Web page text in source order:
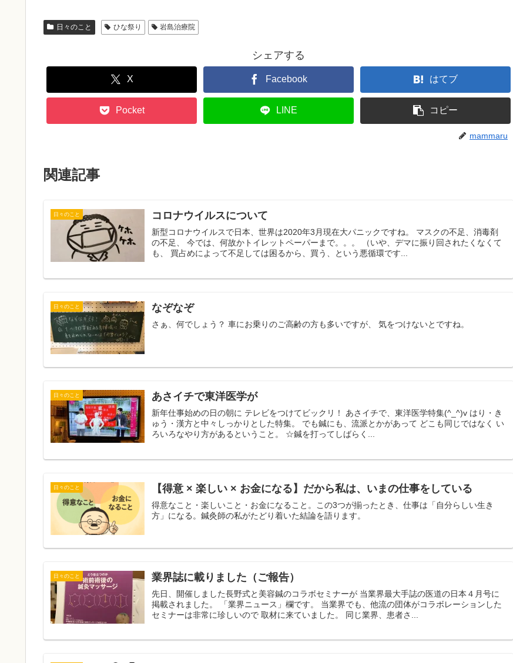
日々のこと ひな祭り 岩島治療院
シェアする
X Facebook はてブ
Pocket LINE コピー
mammaru
関連記事
日々のこと コロナウイルスについて
新型コロナウイルスで日本、世界は2020年3月現在大パニックですね。 マスクの不足、消毒剤
の不足、 今では、何故かトイレットペーパーまで。。。 （いや、デマに振り回されたくなくて
も、 買占めによって不足しては困るから、買う、という悪循環です...
日々のこと なぞなぞ
さぁ、何でしょう？ 車にお乗りのご高齢の方も多いですが、 気をつけないとですね。
日々のこと あさイチで東洋医学が
新年仕事始めの日の朝に テレビをつけてビックリ！ あさイチで、東洋医学特集(^_^)v はり・き
ゅう・漢方と中々しっかりとした特集。 でも鍼にも、流派とかがあって どこも同じではなく い
ろいろなやり方があるということ。 ☆鍼を打ってしばらく...
日々のこと 【得意 × 楽しい × お金になる】だから私は、いまの仕事をしている
得意なこと・楽しいこと・お金になること。この3つが揃ったとき、仕事は「自分らしい生き
方」になる。鍼灸師の私がたどり着いた結論を語ります。
日々のこと 業界誌に載りました（ご報告）
先日、開催しました長野式と美容鍼のコラボセミナーが 当業界最大手誌の医道の日本４月号に
掲載されました。 「業界ニュース」欄です。 当業界でも、他流の団体がコラボレーションした
セミナーは非常に珍しいので 取材に来ていました。 同じ業界、患者さ...